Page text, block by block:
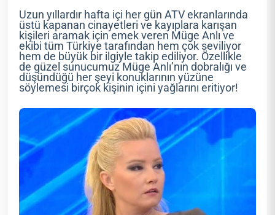
Uzun yıllardır hafta içi her gün ATV ekranlarında
üstü kapanan cinayetleri ve kayıplara karışan
kişileri aramak için emek veren Müge Anlı ve
ekibi tüm Türkiye tarafından hem çok seviliyor
hem de büyük bir ilgiyle takip ediliyor. Özellikle
de güzel sunucumuz Müge Anlı’nın dobralığı ve
düşündüğü her şeyi konuklarının yüzüne
söylemesi birçok kişinin içini yağlarını eritiyor!